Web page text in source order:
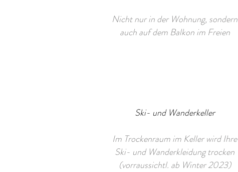
Nicht nur in der Wohnung, sondern
auch auf dem Balkon im Freien
Ski- und Wanderkeller
Im Trockenraum im Keller wird Ihre
Ski- und Wanderkleidung trocken
(vorraussichtl. ab Winter 2023)